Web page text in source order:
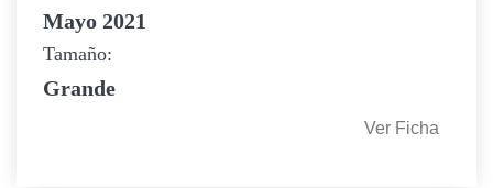
Mayo 2021
Tamaño:
Grande
Ver Ficha